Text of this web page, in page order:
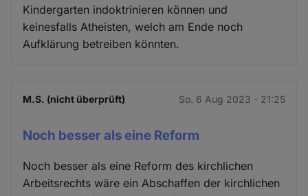
Kindergarten indoktrinieren können und
keinesfalls Atheisten, welch am Ende noch
Aufklärung betreiben könnten.
M.S. (nicht überprüft) So. 6 Aug 2023 - 21:25
Noch besser als eine Reform
Noch besser als eine Reform des kirchlichen
Arbeitsrechts wäre ein Abschaffen der kirchlichen